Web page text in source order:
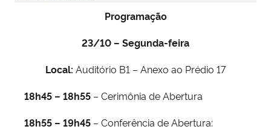
Programação
23/10 – Segunda-feira
Local: Auditório B1 – Anexo ao Prédio 17
18h45 – 18h55 – Cerimônia de Abertura
18h55 – 19h45 – Conferência de Abertura: